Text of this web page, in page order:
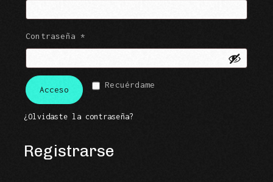
Contraseña*
Recuérdame
Acceso
¿Olvidaste la contraseña?
Registrarse